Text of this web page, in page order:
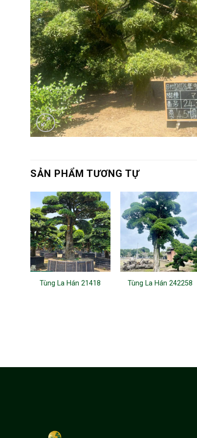
SẢN PHẨM TƯƠNG TỰ
Tùng La Hán 21418 Tùng La Hán 242258